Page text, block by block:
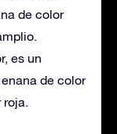
de color
es un
de color
roja.